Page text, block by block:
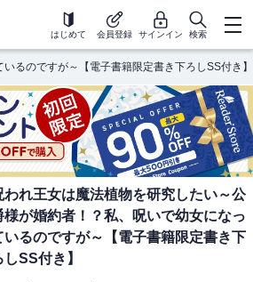
はじめて 会員登録 サインイン 検索
るのですが～【電子書籍限定書き下ろしSS付き】
われ王女は魔法植物を研究したい～公
様が婚約者！？私、呪いで幼女になっ
いるのですが～【電子書籍限定書き下
しSS付き】